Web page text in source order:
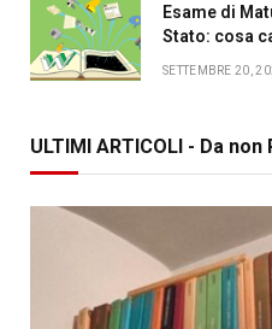
Esame di
Stato: cosa
SETTEMBRE 20,
ULTIMI ARTICOLI - Da